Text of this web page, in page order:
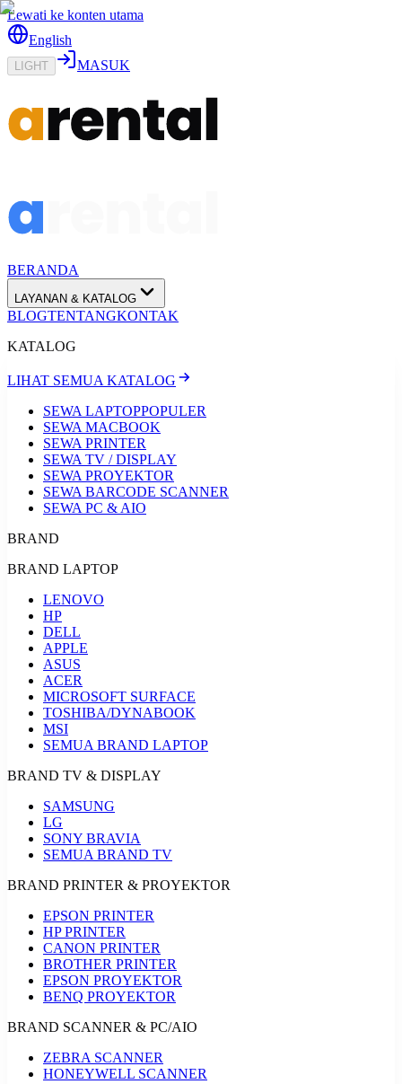
Lewati ke konten utama
English
LIGHT MASUK
BERANDA
LAYANAN & KATALOG
BLOGTENTANGKONTAK
KATALOG
LIHAT SEMUA KATALOG
SEWA LAPTOPPOPULER
SEWA MACBOOK
SEWA PRINTER
SEWA TV / DISPLAY
SEWA PROYEKTOR
SEWA BARCODE SCANNER
SEWA PC & AIO
BRAND
BRAND LAPTOP
LENOVO
HP
DELL
APPLE
ASUS
ACER
MICROSOFT SURFACE
TOSHIBA/DYNABOOK
MSI
SEMUA BRAND LAPTOP
BRAND TV & DISPLAY
SAMSUNG
LG
SONY BRAVIA
SEMUA BRAND TV
BRAND PRINTER & PROYEKTOR
EPSON PRINTER
HP PRINTER
CANON PRINTER
BROTHER PRINTER
EPSON PROYEKTOR
BENQ PROYEKTOR
BRAND SCANNER & PC/AIO
ZEBRA SCANNER
HONEYWELL SCANNER